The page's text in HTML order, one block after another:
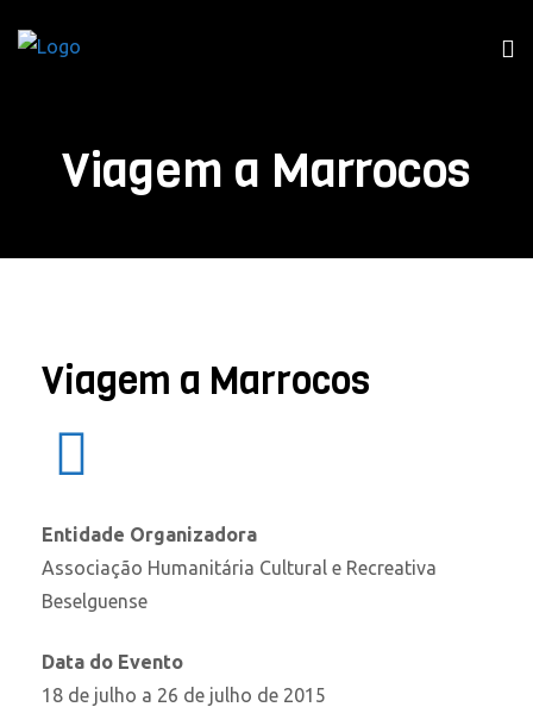
Viagem a Marrocos
Viagem a Marrocos
Entidade Organizadora
Associação Humanitária Cultural e Recreativa
Beselguense
Data do Evento
18 de julho a 26 de julho de 2015